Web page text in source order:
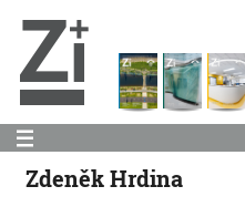
Zdeněk Hrdina